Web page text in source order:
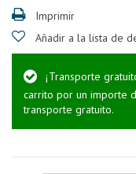
Imprimir
Añadir a la lista de
¡Transporte
carrito por un importe
transporte gratuito.